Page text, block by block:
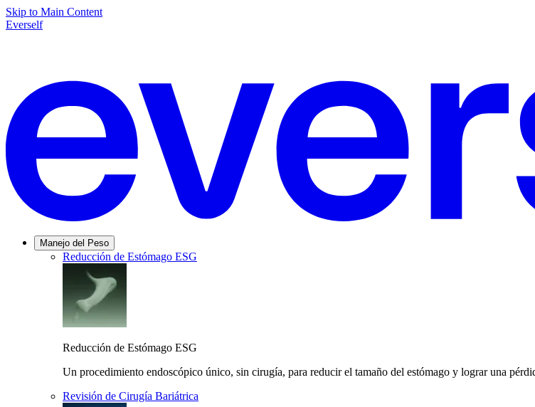
Skip to Main Content
Everself
Manejo del Peso
Reducción de Estómago ESG
Reducción de Estómago ESG
Un procedimiento endoscópico único, sin cirugía, para reducir el tamaño del estómago y lograr una
Revisión de Cirugía Bariátrica